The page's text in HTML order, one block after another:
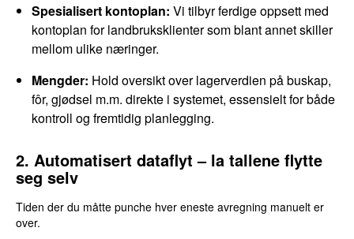
Spesialisert kontoplan:Vi tilbyr ferdige oppsett med
kontoplan for landbruksklienter som blant annet skiller
mellom ulike næringer.
Mengder: Hold oversikt over lagerverdien på buskap,
fôr, gjødsel m.m. direkte i systemet, essensielt for både
kontroll og fremtidig planlegging.
2. Automatisert dataflyt – la tallene flytte
seg selv
Tiden der du måtte punche hver eneste avregning manuelt er
over.